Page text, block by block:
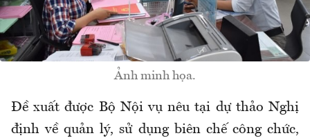
Ảnh minh họa.
Đề xuất được Bộ Nội vụ nêu tại dự thảo Nghị
định về quản lý, sử dụng biên chế công chức,